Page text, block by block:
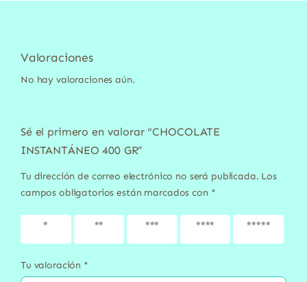
Valoraciones
No hay valoraciones aún.
Sé el primero en valorar “CHOCOLATE
INSTANTÁNEO 400 GR”
Tu dirección de correo electrónico no será publicada. Los
campos obligatorios están marcados con *
1 de 5
2 de 5
3 de 5
4 de 5
5 de 5
Tu valoración *